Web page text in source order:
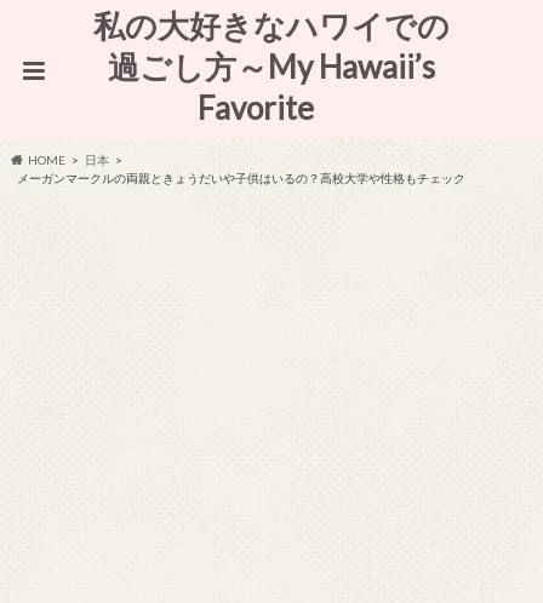
私の大好きなハワイでの
過ごし方～My Hawaii’s
Favorite
HOME
日本
メーガンマークルの両親ときょうだいや子供はいるの？高校大学や性格もチェック